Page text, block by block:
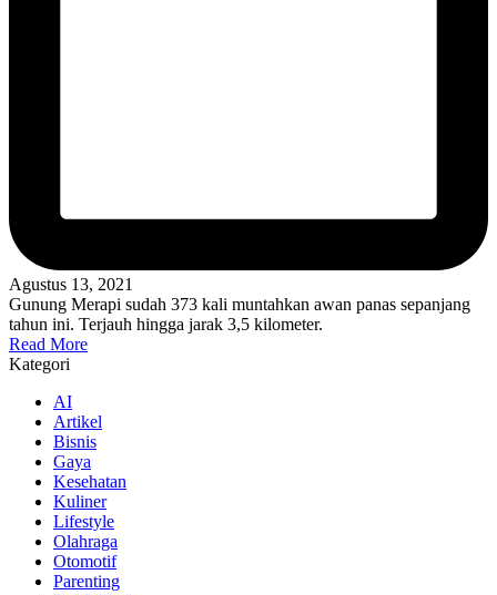
Agustus 13, 2021
Gunung Merapi sudah 373 kali muntahkan awan panas sepanjang
tahun ini. Terjauh hingga jarak 3,5 kilometer.
Read More
Kategori
AI
Artikel
Bisnis
Gaya
Kesehatan
Kuliner
Lifestyle
Olahraga
Otomotif
Parenting